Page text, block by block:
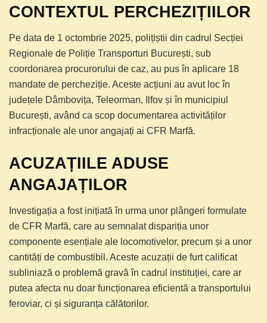
CONTEXTUL PERCHEZIȚIILOR
Pe data de 1 octombrie 2025, polițiștii din cadrul Secției
Regionale de Poliție Transporturi București, sub
coordonarea procurorului de caz, au pus în aplicare 18
mandate de percheziție. Aceste acțiuni au avut loc în
județele Dâmbovița, Teleorman, Ilfov și în municipiul
București, având ca scop documentarea activităților
infracționale ale unor angajați ai CFR Marfă.
ACUZAȚIILE ADUSE
ANGAJAȚILOR
Investigația a fost inițiată în urma unor plângeri formulate
de CFR Marfă, care au semnalat dispariția unor
componente esențiale ale locomotivelor, precum și a unor
cantități de combustibil. Aceste acuzații de furt calificat
subliniază o problemă gravă în cadrul instituției, care ar
putea afecta nu doar funcționarea eficientă a transportului
feroviar, ci și siguranța călătorilor.